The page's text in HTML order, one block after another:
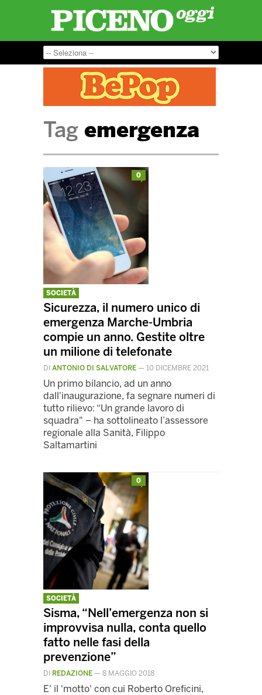
Tag emergenza
0
SOCIETÀ
Sicurezza, il numero unico di
emergenza Marche-Umbria
compie un anno. Gestite oltre
un milione di telefonate
DI ANTONIO DI SALVATORE — 10 DICEMBRE 2021
Un primo bilancio, ad un anno
dall'inaugurazione, fa segnare numeri di
tutto rilievo: “Un grande lavoro di
squadra" – ha sottolineato l’assessore
regionale alla Sanità, Filippo
Saltamartini
0
SOCIETÀ
Sisma, “Nell’emergenza non si
improvvisa nulla, conta quello
fatto nelle fasi della
prevenzione”
DI REDAZIONE — 8 MAGGIO 2018
E' il 'motto' con cui Roberto Oreficini,